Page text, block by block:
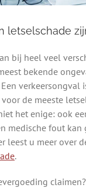
letselschade
bij heel veel
bekende
verkeersongval
de meeste
het enige: ook
medische fout kan
leest u meer over
.
claimen?